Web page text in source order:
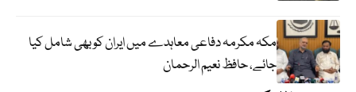
مکہ مکرمہ دفاعی معاہدے میں ایران کو بھی شامل کیا
جائے، حافظ نعیم الرحمان